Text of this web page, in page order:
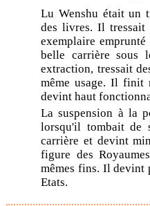
Lu Wenshu était un
des livres. Il tressait
exemplaire
belle carrière sous
extraction, tressait
même usage. Il finit
devint haut
La suspension à la
lorsqu'il tombait de
carrière et devint
figure des
mêmes fins. Il devint
Etats.